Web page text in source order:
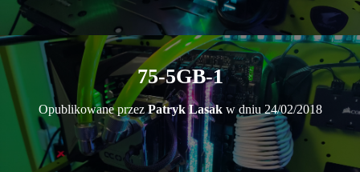
Ą
C
Z
N
A
G
C
75-5GB-1
Opublikowane przezPatryk Lasakw dniu 24/02/2018